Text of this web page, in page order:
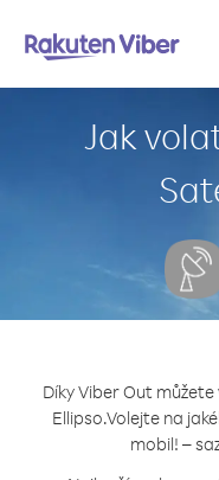
Jak
Díky Viber Out
Ellipso.Volejte na
mobil! –